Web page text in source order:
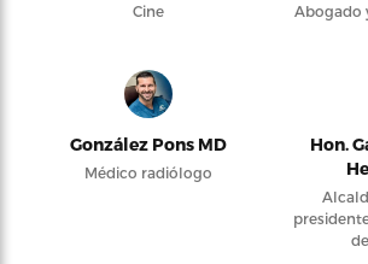
Cine Abogado
González Pons MD
Médico radiólogo
Hon.